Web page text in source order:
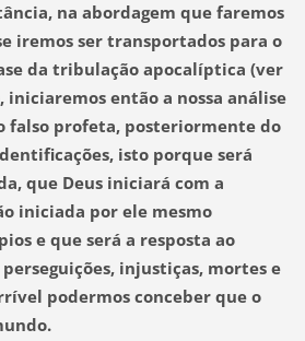
na abordagem que faremos
iremos ser transportados para o
da tribulação apocalíptica (ver
iniciaremos então a nossa análise
falso profeta, posteriormente do
isto porque será
que Deus iniciará com a
iniciada por ele mesmo
e que será a resposta ao
injustiças, mortes e
podermos conceber que o